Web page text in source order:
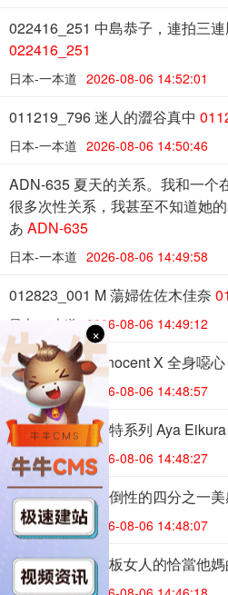
022416_251 中島恭子，連拍三
022416_251
日本-一本道 2026-08-06 14:52:01
011219_796 迷人的澀谷真中
日本-一本道 2026-08-06 14:50:46
ADN-635 夏天的关系。我和一个
很多次性关系，我甚至不知道她
あ ADN-635
日本-一本道 2026-08-06 14:49:58
012823_001 M 蕩婦佐佐木佳奈
日本-一本道 2026-08-06 14:49:12
012412_261 Innocent X 全身噁心
日本-一本道 2026-08-06 14:48:57
012419_802 模特系列 Aya Eikura
日本-一本道 2026-08-06 14:48:27
012612_263 壓倒性的四分之一
日本-一本道 2026-08-06 14:48:07
012816_234 鐵板女人的恰當他
×